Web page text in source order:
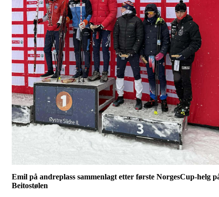
Emil på andreplass sammenlagt etter første NorgesCup-helg
Beitostølen